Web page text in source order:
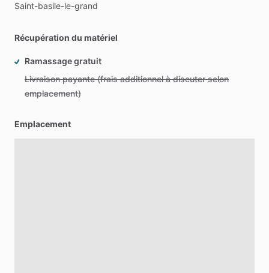
Saint-basile-le-grand
Récupération du matériel
Ramassage gratuit
Livraison payante (frais additionnel à discuter selon
emplacement)
Emplacement